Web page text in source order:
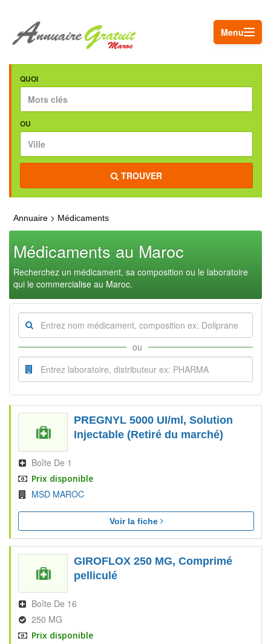
Menu
QUOI
OU
TROUVER
Annuaire > Médicaments
Médicaments au Maroc
Recherchez un médicament, sa composition ou le laboratoire
qui le commercialise au Maroc.
ou
PREGNYL 5000 UI/ml, Solution
Injectable (Retiré du marché)
Boîte De 1
Prix disponible
MSD MAROC
Voir la fiche
GIROFLOX 250 MG, Comprimé
pelliculé
Boîte De 16
250 MG
Prix disponible